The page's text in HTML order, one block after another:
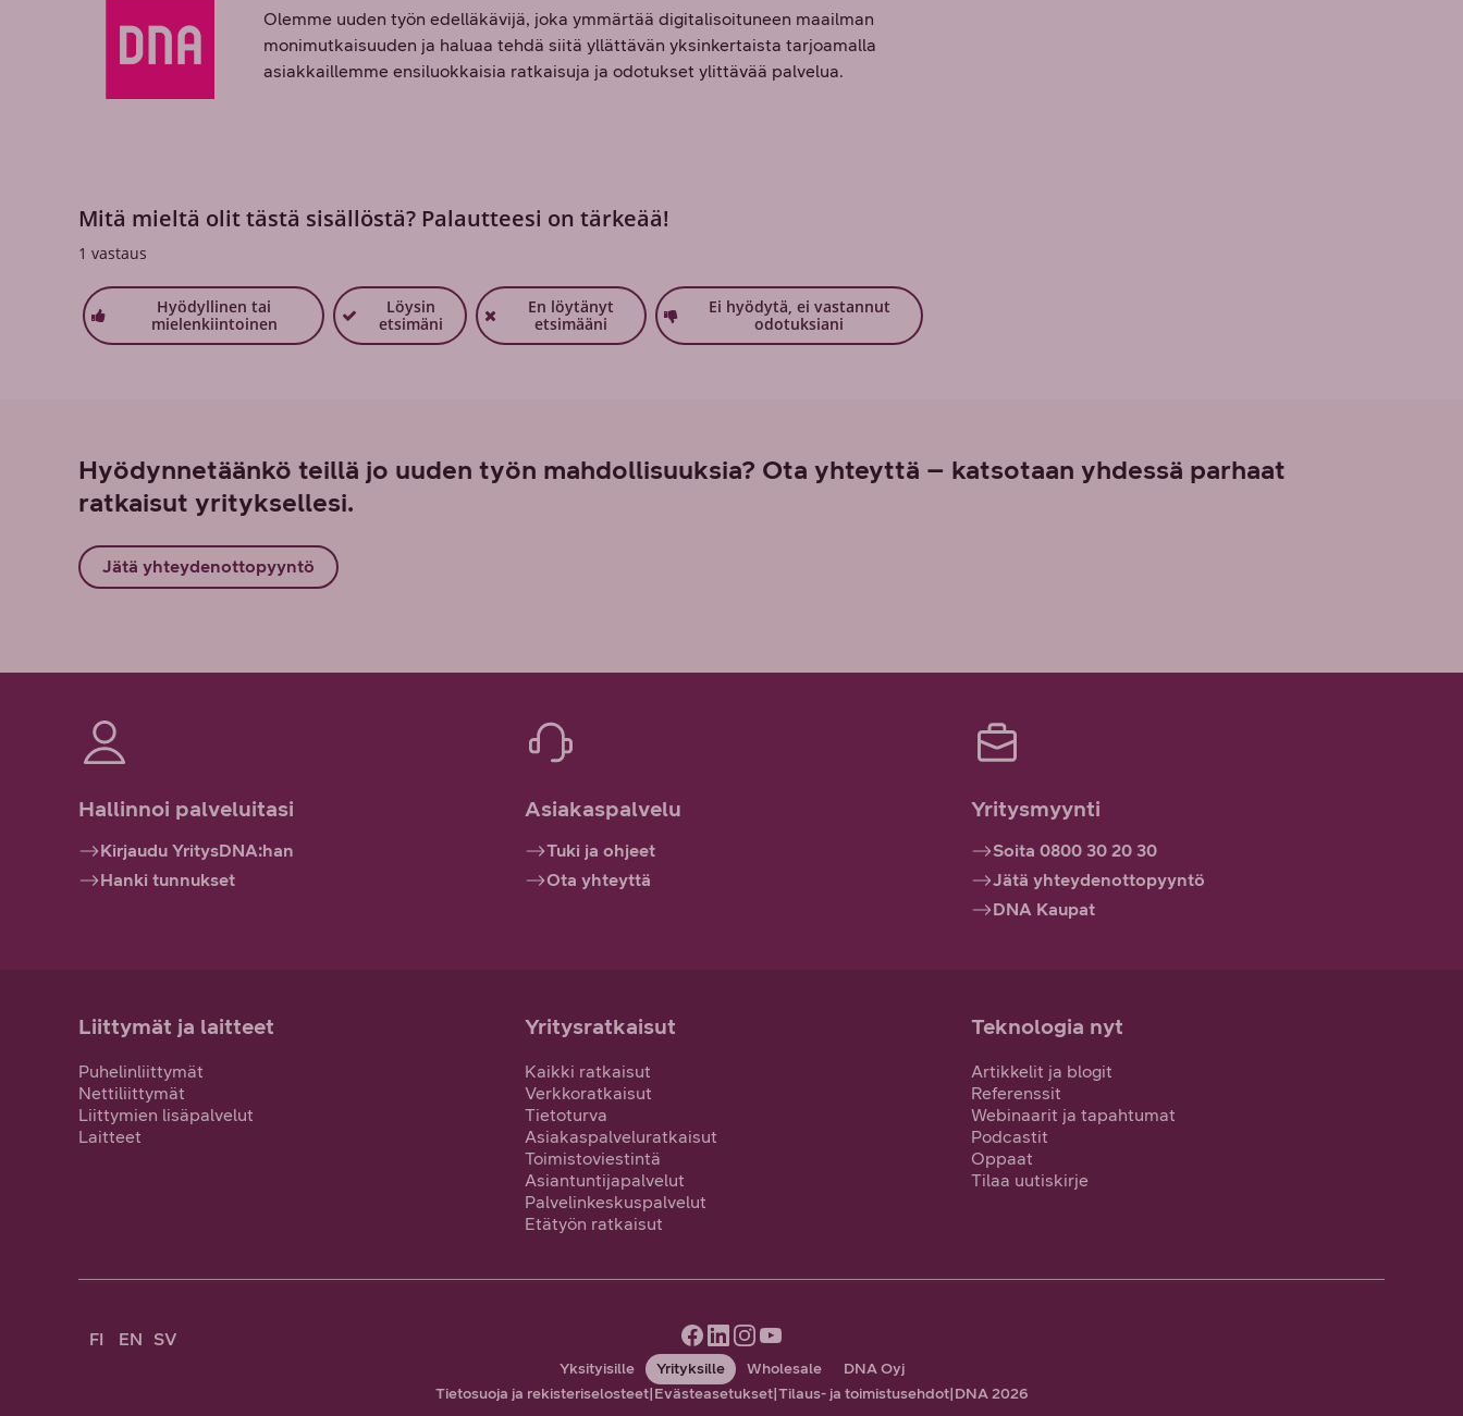
Olemme uuden työn edelläkävijä, joka ymmärtää digitalisoituneen maailman
monimutkaisuuden ja haluaa tehdä siitä yllättävän yksinkertaista tarjoamalla
asiakkaillemme ensiluokkaisia ratkaisuja ja odotukset ylittävää palvelua.
Mitä mieltä olit tästä sisällöstä? Palautteesi on tärkeää!
1 vastaus
Hyödyllinen tai
mielenkiintoinen
Löysin
etsimäni
En löytänyt
etsimääni
Ei hyödytä, ei vastannut
odotuksiani
Hyödynnetäänkö teillä jo uuden työn mahdollisuuksia? Ota yhteyttä – katsotaan yhdessä parhaat
ratkaisut yrityksellesi.
Jätä yhteydenottopyyntö
Hallinnoi palveluitasi
Kirjaudu YritysDNA:han
Hanki tunnukset
Asiakaspalvelu
Tuki ja ohjeet
Ota yhteyttä
Yritysmyynti
Soita 0800 30 20 30
Jätä yhteydenottopyyntö
DNA Kaupat
Liittymät ja laitteet
Puhelinliittymät
Nettiliittymät
Liittymien lisäpalvelut
Laitteet
Yritysratkaisut
Kaikki ratkaisut
Verkkoratkaisut
Tietoturva
Asiakaspalveluratkaisut
Toimistoviestintä
Asiantuntijapalvelut
Palvelinkeskuspalvelut
Etätyön ratkaisut
Teknologia nyt
Artikkelit ja blogit
Referenssit
Webinaarit ja tapahtumat
Podcastit
Oppaat
Tilaa uutiskirje
FI EN SV
Yksityisille Yrityksille Wholesale
DNA Oyj
Tietosuoja ja rekisteriselosteet|Evästeasetukset|Tilaus- ja toimistusehdot|DNA 2026